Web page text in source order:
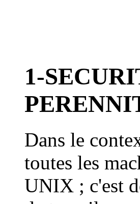
1-
Dans le
toutes les
UNIX ; c'est